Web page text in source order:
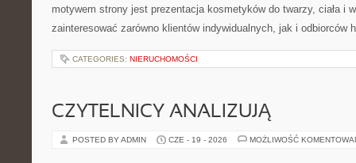
motywem strony jest prezentacja kosmetyków do twarzy, ciała i
zainteresować zarówno klientów indywidualnych, jak i
CATEGORIES: NIERUCHOMOŚCI
CZYTELNICY ANALIZUJĄ
POSTED BY ADMIN CZE - 19 - 2026 MOŻLIWOŚĆ